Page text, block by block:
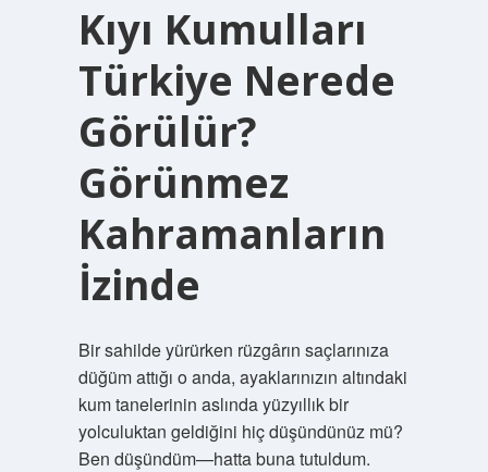
Kıyı Kumulları
Türkiye Nerede
Görülür?
Görünmez
Kahramanların
İzinde
Bir sahilde yürürken rüzgârın saçlarınıza
düğüm attığı o anda, ayaklarınızın altındaki
kum tanelerinin aslında yüzyıllık bir
yolculuktan geldiğini hiç düşündünüz mü?
Ben düşündüm—hatta buna tutuldum.